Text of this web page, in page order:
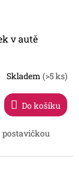
v autě
Skladem (>5 ks)
Do košíku
postavičkou